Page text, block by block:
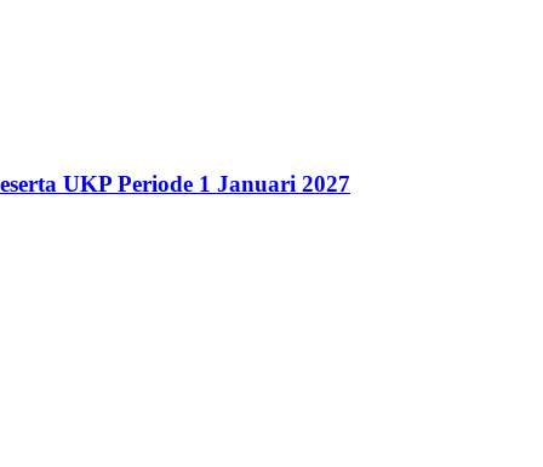
UKP Periode 1 Januari 2027